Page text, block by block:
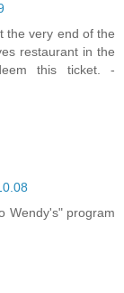
the very end of the
restaurant in the
this ticket. -
Wendy's" program